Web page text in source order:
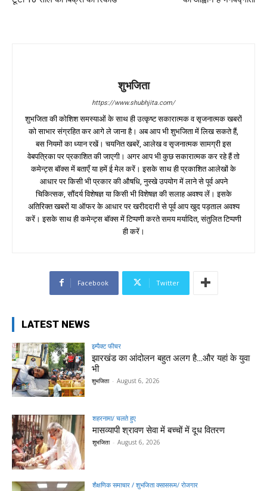
शुभजिता
https://www.shubhjita.com/
शुभजिता की कोशिश समस्याओं के साथ ही उत्कृष्ट सकारात्मक व सृजनात्मक खबरों
को साभार संग्रहित कर आगे ले जाना है। अब आप भी शुभजिता में लिख सकते हैं,
बस नियमों का ध्यान रखें। चयनित खबरें, आलेख व सृजनात्मक सामग्री इस
वेबपत्रिका पर प्रकाशित की जाएगी। अगर आप भी कुछ सकारात्मक कर रहे हैं तो
कमेन्ट्स बॉक्स में बताएँ या हमें ई मेल करें। इसके साथ ही प्रकाशित आलेखों के
आधार पर किसी भी प्रकार की औषधि, नुस्खे उपयोग में लाने से पूर्व अपने
चिकित्सक, सौंदर्य विशेषज्ञ या किसी भी विशेषज्ञ की सलाह अवश्य लें। इसके
अतिरिक्त खबरों या ऑफर के आधार पर खरीददारी से पूर्व आप खुद पड़ताल अवश्य
करें। इसके साथ ही कमेन्ट्स बॉक्स में टिप्पणी करते समय मर्यादित, संतुलित टिप्पणी
ही करें।
Facebook Twitter
LATEST NEWS
इम्पैक्ट फीचर
झारखंड का आंदोलन बहुत अलग है…और यहां के युवा
भी
शुभजिता - August 6, 2026
शहरनामा/ चलते हुए
मासव्यापी श्रावण सेवा में बच्चों में दूध वितरण
शुभजिता - August 6, 2026
शैक्षणिक समाचार / शुभजिता क्सासरूम/ रोजगार